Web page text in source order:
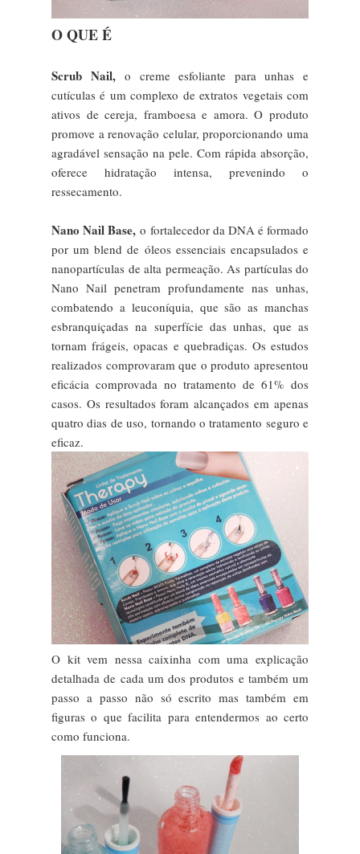
O QUE É
Scrub Nail, o creme esfoliante para unhas e
cutículas é um complexo de extratos vegetais com
ativos de cereja, framboesa e amora. O produto
promove a renovação celular, proporcionando uma
agradável sensação na pele. Com rápida absorção,
oferece hidratação intensa, prevenindo o
ressecamento.
Nano Nail Base, o fortalecedor da DNA é formado
por um blend de óleos essenciais encapsulados e
nanopartículas de alta permeação. As partículas do
Nano Nail penetram profundamente nas unhas,
combatendo a leuconíquia, que são as manchas
esbranquiçadas na superfície das unhas, que as
tornam frágeis, opacas e quebradiças. Os estudos
realizados comprovaram que o produto apresentou
eficácia comprovada no tratamento de 61% dos
casos. Os resultados foram alcançados em apenas
quatro dias de uso, tornando o tratamento seguro e
eficaz.
O kit vem nessa caixinha com uma explicação
detalhada de cada um dos produtos e também um
passo a passo não só escrito mas também em
figuras o que facilita para entendermos ao certo
como funciona.